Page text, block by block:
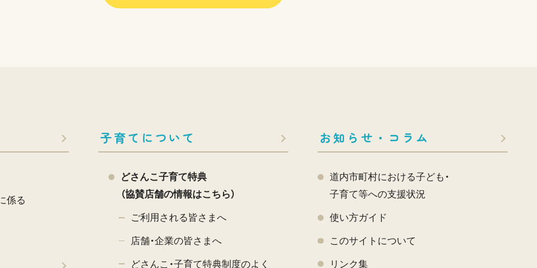
係る
子育てについて
どさんこ子育て特典
（協賛店舗の情報はこちら）
ご利用される皆さまへ
店舗・企業の皆さまへ
どさんこ・子育て特典制度のよく
お知らせ・コラム
道内市町村における子ども・
子育て等への支援状況
使い方ガイド
このサイトについて
リンク集